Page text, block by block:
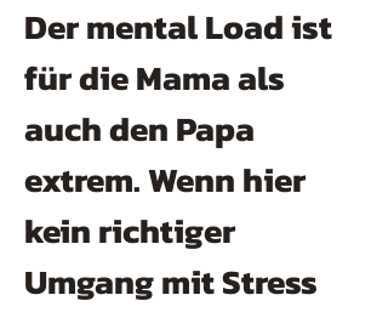
Der mental Load ist
für die Mama als
auch den Papa
extrem. Wenn hier
kein richtiger
Umgang mit Stress